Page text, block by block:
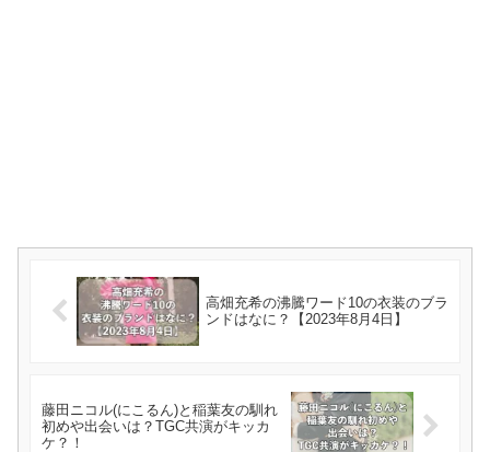
高畑充希の沸騰ワード10の衣装のブラ
ンドはなに？【2023年8月4日】
藤田ニコル(にこるん)と稲葉友の馴れ
初めや出会いは？TGC共演がキッカ
ケ？！